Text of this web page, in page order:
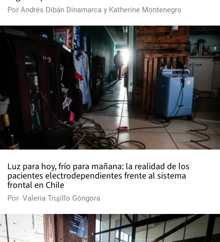
Por Andrés Dibán Dinamarca y Katherine Montenegro
Luz para hoy, frío para mañana: la realidad de los
pacientes electrodependientes frente al sistema
frontal en Chile
Por Valeria Trujillo Góngora